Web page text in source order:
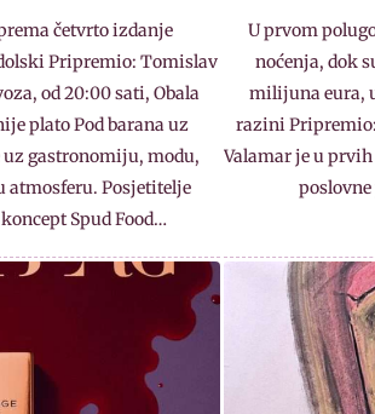
četvrto izdanje
Pripremio: Tomislav
od 20:00 sati, Obala
plato Pod barana uz
gastronomiju, modu,
Posjetitelje
Spud Food…
U prvom
noćenja, dok
milijuna eura,
razini
Valamar je u